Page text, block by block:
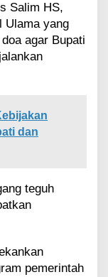
Salim HS,
Ulama yang
agar Bupati
dan
teguh
pemerintah